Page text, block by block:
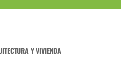
Y VIVIENDA